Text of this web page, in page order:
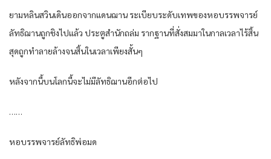
ยาม​หลิน​สวิน​เดิน​ออกจาก​แดน​ฌาน​ ระเบียบ​ระดับ​เทพ​ของ​หอ​บรรพ​จารย์​
ลัทธิ​ฌาน​ถูก​ชิงไป​แล้ว​ ประตู​สำนัก​ถล่ม​ รากฐาน​ที่​สั่งสมมาใน​กาลเวลา​ไร้​สิ้น
สุด​ถูก​ทำลายล้าง​จน​สิ้น​ใน​เวลา​เพียง​สั้น​ๆ
หลังจากนี้​บน​โลก​นี้​จะไม่มีลัทธิ​ฌาน​อีกต่อไป​
……
หอ​บรรพ​จารย์​ลัทธิ​พ่อ​มด​